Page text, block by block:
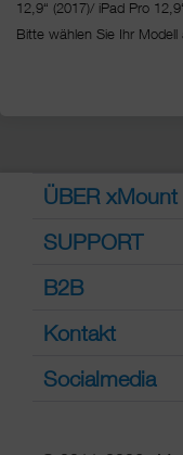
12,9“ (2017)/ iPad Pro
Bitte wählen Sie Ihr Modell
ÜBER xMount
SUPPORT
B2B
Kontakt
Socialmedia